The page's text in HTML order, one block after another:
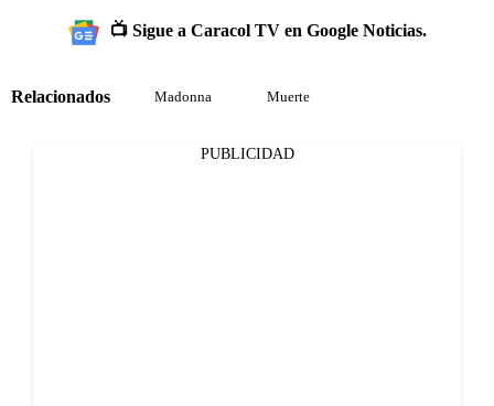
📺 Sigue a Caracol TV en Google Noticias.
Relacionados Madonna Muerte
PUBLICIDAD